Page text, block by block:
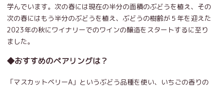
学んでいます。次の春には現在の半分の面積のぶどうを植え、その
次の春にはもう半分のぶどうを植え、ぶどうの樹齢が５年を迎えた
2023年の秋にワイナリーでのワインの醸造をスタートするに至り
ました。
◆おすすめのペアリングは？
「マスカットベリーA」というぶどう品種を使い、いちごの香りの